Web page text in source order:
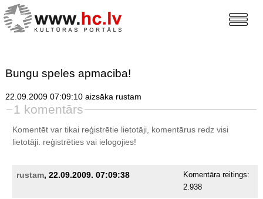
Bungu speles apmaciba!
22.09.2009 07:09:10 aizsāka rustam
1 komentārs
Komentēt var tikai reģistrētie lietotāji, komentārus redz visi
lietotāji. reģistrētiesvai ielogojies!
rustam, 22.09.2009. 07:09:38
Komentāra reitings:
2.938